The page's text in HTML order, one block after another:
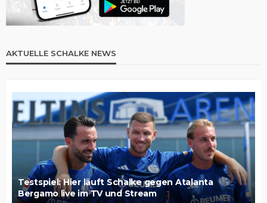
AKTUELLE SCHALKE NEWS
Testspiel: Hier läuft Schalke gegen Atalanta
Bergamo live im TV und Stream